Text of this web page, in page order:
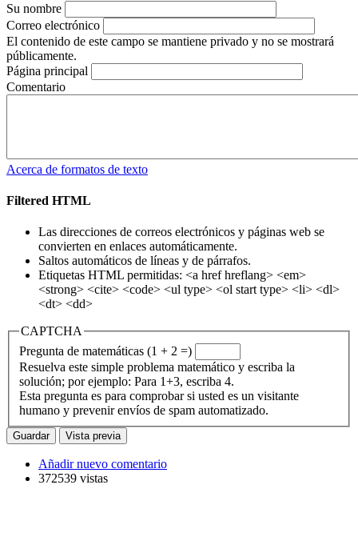
Su nombre
Correo electrónico
El contenido de este campo se mantiene privado y no se mostrará
públicamente.
Página principal
Comentario
Acerca de formatos de texto
Filtered HTML
Las direcciones de correos electrónicos y páginas web se
convierten en enlaces automáticamente.
Saltos automáticos de líneas y de párrafos.
Etiquetas HTML permitidas: <a href hreflang> <em>
<strong> <cite> <code> <ul type> <ol start type> <li> <dl>
<dt> <dd>
CAPTCHA
Pregunta de matemáticas (1 + 2 =)
Resuelva este simple problema matemático y escriba la
solución; por ejemplo: Para 1+3, escriba 4.
Esta pregunta es para comprobar si usted es un visitante
humano y prevenir envíos de spam automatizado.
Añadir nuevo comentario
372539 vistas